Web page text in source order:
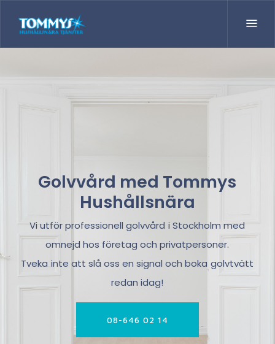
Golvvård med Tommys
Hushållsnära
Vi utför professionell golvvård i Stockholm med
omnejd hos företag och privatpersoner.
Tveka inte att slå oss en signal och boka golvtvätt
redan idag!
08-646 02 14